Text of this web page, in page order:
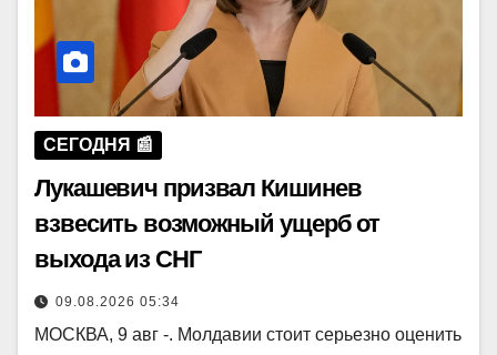
СЕГОДНЯ 📰
Лукашевич призвал Кишинев
взвесить возможный ущерб от
выхода из СНГ
09.08.2026 05:34
МОСКВА, 9 авг -. Молдавии стоит серьезно оценить